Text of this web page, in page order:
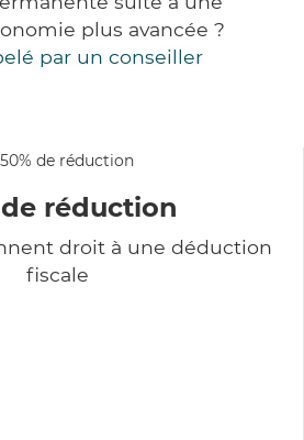
plus avancée ?
par un conseiller
de réduction
droit à une déduction
fiscale